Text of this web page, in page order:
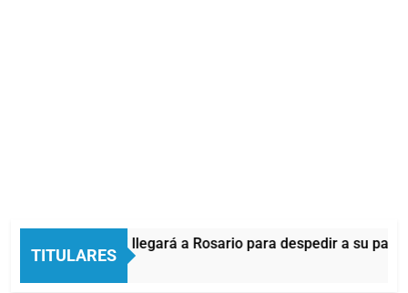
TITULARES
Lionel Messi llegará a Rosario para despedir a su padre
1 Minuto Atrás